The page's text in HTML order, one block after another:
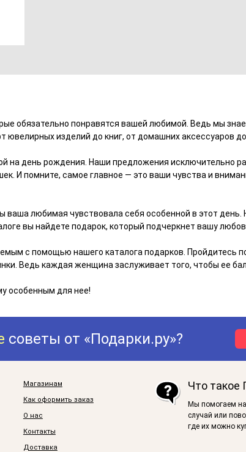
обязательно понравятся вашей любимой. Ведь мы
изделий до книг, от домашних аксессуаров
на день рождения. Наши предложения исключительно
И помните, самое главное — это ваши чувства и
любимая чувствовала себя особенной в этот день.
вы найдете подарок, который подчеркнет вашу
с помощью нашего каталога подарков. Пройдитесь
Ведь каждая женщина заслуживает того, чтобы ее
особенным для нее!
советы от «Подарки.ру»?
Магазинам
Как оформить заказ
О нас
Контакты
Доставка
Что такое
Мы помогаем
случай или
где их можно